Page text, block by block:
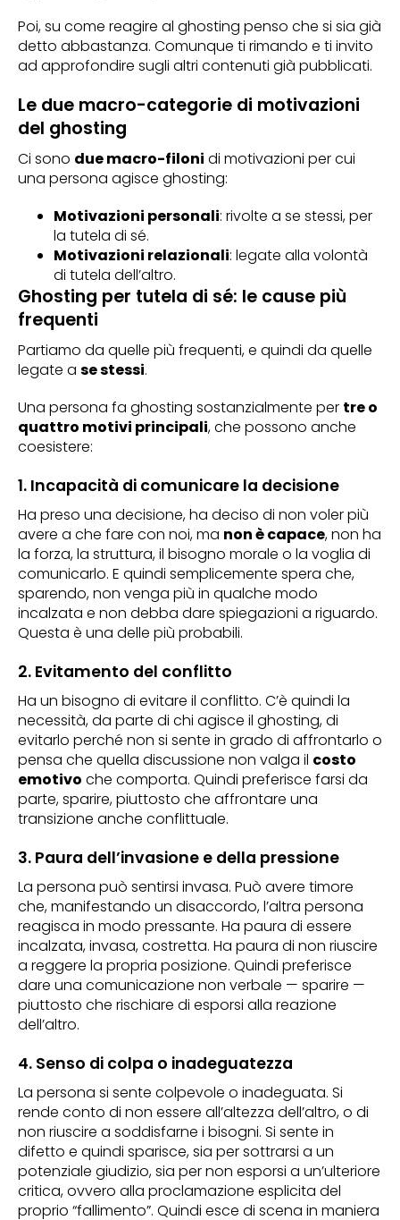
Poi, su come reagire al ghosting penso che si sia già
detto abbastanza. Comunque ti rimando e ti invito
ad approfondire sugli altri contenuti già pubblicati.
Le due macro-categorie di motivazioni
del ghosting
Ci sono due macro-filoni di motivazioni per cui
una persona agisce ghosting:
Motivazioni personali: rivolte a se stessi, per
la tutela di sé.
Motivazioni relazionali: legate alla volontà
di tutela dell’altro.
Ghosting per tutela di sé: le cause più
frequenti
Partiamo da quelle più frequenti, e quindi da quelle
legate a se stessi.
Una persona fa ghosting sostanzialmente per tre o
quattro motivi principali, che possono anche
coesistere:
1. Incapacità di comunicare la decisione
Ha preso una decisione, ha deciso di non voler più
avere a che fare con noi, ma non è capace, non ha
la forza, la struttura, il bisogno morale o la voglia di
comunicarlo. E quindi semplicemente spera che,
sparendo, non venga più in qualche modo
incalzata e non debba dare spiegazioni a riguardo.
Questa è una delle più probabili.
2. Evitamento del conflitto
Ha un bisogno di evitare il conflitto. C’è quindi la
necessità, da parte di chi agisce il ghosting, di
evitarlo perché non si sente in grado di affrontarlo o
pensa che quella discussione non valga il costo
emotivo che comporta. Quindi preferisce farsi da
parte, sparire, piuttosto che affrontare una
transizione anche conflittuale.
3. Paura dell’invasione e della pressione
La persona può sentirsi invasa. Può avere timore
che, manifestando un disaccordo, l’altra persona
reagisca in modo pressante. Ha paura di essere
incalzata, invasa, costretta. Ha paura di non riuscire
a reggere la propria posizione. Quindi preferisce
dare una comunicazione non verbale — sparire —
piuttosto che rischiare di esporsi alla reazione
dell’altro.
4. Senso di colpa o inadeguatezza
La persona si sente colpevole o inadeguata. Si
rende conto di non essere all’altezza dell’altro, o di
non riuscire a soddisfarne i bisogni. Si sente in
difetto e quindi sparisce, sia per sottrarsi a un
potenziale giudizio, sia per non esporsi a un’ulteriore
critica, ovvero alla proclamazione esplicita del
proprio “fallimento”. Quindi esce di scena in maniera